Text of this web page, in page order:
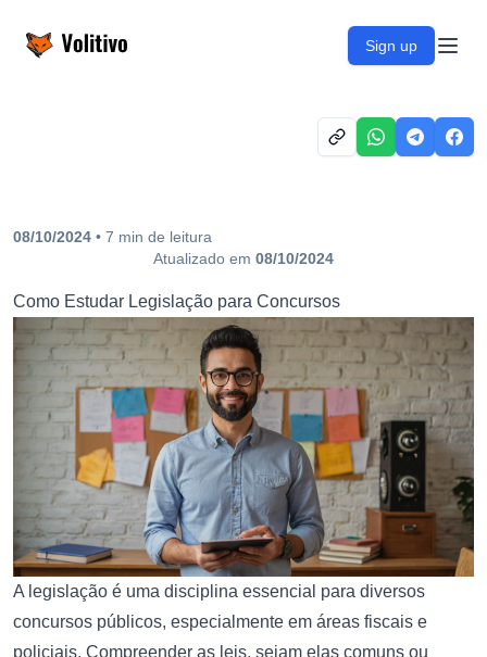
Volitivo Sign up
08/10/2024 • 7 min de leitura
Atualizado em 08/10/2024
Como Estudar Legislação para Concursos
A legislação é uma disciplina essencial para diversos
concursos públicos, especialmente em áreas fiscais e
policiais. Compreender as leis, sejam elas comuns ou